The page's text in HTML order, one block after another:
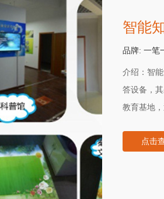
智能
品牌: 一笔
介绍： 智
答设备，
教育基地
来帮助青
点击